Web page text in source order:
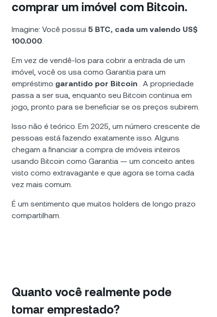
comprar um imóvel com Bitcoin.
Imagine: Você possui 5 BTC, cada um valendo US$
100.000.
Em vez de vendê-los para cobrir a entrada de um
imóvel, você os usa como Garantia para um
empréstimo garantido por Bitcoin . A propriedade
passa a ser sua, enquanto seu Bitcoin continua em
jogo, pronto para se beneficiar se os preços subirem.
Isso não é teórico. Em 2025, um número crescente de
pessoas está fazendo exatamente isso. Alguns
chegam a financiar a compra de imóveis inteiros
usando Bitcoin como Garantia — um conceito antes
visto como extravagante e que agora se torna cada
vez mais comum.
É um sentimento que muitos holders de longo prazo
compartilham.
Quanto você realmente pode
tomar emprestado?